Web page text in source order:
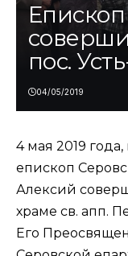
пос.
04/05/2019
4 мая 2019
епископ
Алексий
храме св. апп.
Его